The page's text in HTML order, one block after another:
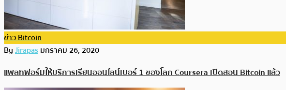
ข่าว Bitcoin
ByJirapasมกราคม 26, 2020
แพลทฟอร์มให้บริการเรียนออนไลน์เบอร์ 1 ของโลก Coursera เปิดสอน Bitcoin แล้ว